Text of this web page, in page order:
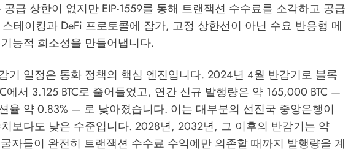
급 상한이 없지만 EIP-1559를 통해 트랜잭션 수수료를 소각하고 공급
테이킹과 DeFi 프로토콜에 잠가, 고정 상한선이 아닌 수요 반응형 메
능적 희소성을 만들어냅니다.
기 일정은 통화 정책의 핵심 엔진입니다. 2024년 4월 반감기로 블록
에서 3.125 BTC로 줄어들었고, 연간 신규 발행량은 약 165,000 BTC —
율 약 0.83% — 로 낮아졌습니다. 이는 대부분의 선진국 중앙은행이
보다도 낮은 수준입니다. 2028년, 2032년, 그 이후의 반감기는 약
자들이 완전히 트랜잭션 수수료 수익에만 의존할 때까지 발행량을 계